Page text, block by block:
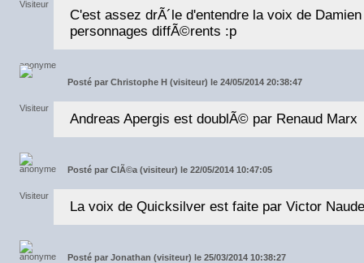
C'est assez drÃ´le d'entendre la voix de
personnages diffÃ©rents :p
Posté par Christophe H (visiteur) le 24/05/2014 20:38:47
Andreas Apergis est doublÃ© par Renaud Marx
Posté par ClÃ©a (visiteur) le 22/05/2014 10:47:05
La voix de Quicksilver est faite par Victor
Posté par Jonathan (visiteur) le 25/03/2014 10:38:27